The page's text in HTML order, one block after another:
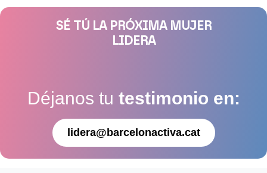
SÉ TÚ LA PRÓXIMA MUJER
LIDERA
Déjanos tu testimonio en:
lidera@barcelonactiva.cat